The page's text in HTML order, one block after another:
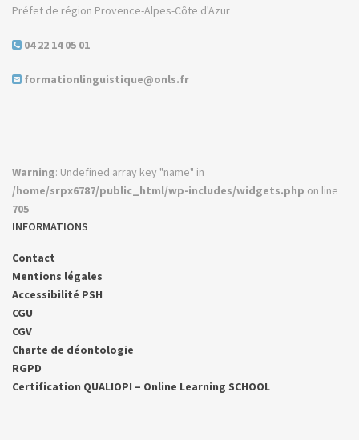
Préfet de région Provence-Alpes-Côte d'Azur
04 22 14 05 01
formationlinguistique@onls.fr
Warning: Undefined array key "name" in
/home/srpx6787/public_html/wp-includes/widgets.php on line
705
INFORMATIONS
Contact
Mentions légales
Accessibilité PSH
CGU
CGV
Charte de déontologie
RGPD
Certification QUALIOPI – Online Learning SCHOOL